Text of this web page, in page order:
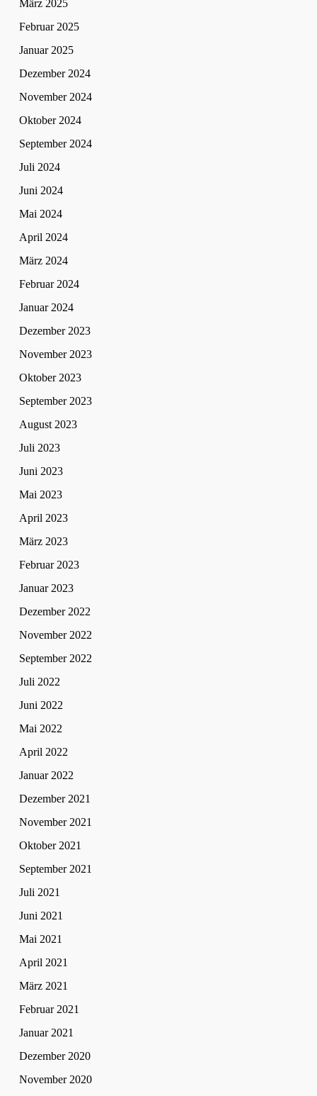
März 2025
Februar 2025
Januar 2025
Dezember 2024
November 2024
Oktober 2024
September 2024
Juli 2024
Juni 2024
Mai 2024
April 2024
März 2024
Februar 2024
Januar 2024
Dezember 2023
November 2023
Oktober 2023
September 2023
August 2023
Juli 2023
Juni 2023
Mai 2023
April 2023
März 2023
Februar 2023
Januar 2023
Dezember 2022
November 2022
September 2022
Juli 2022
Juni 2022
Mai 2022
April 2022
Januar 2022
Dezember 2021
November 2021
Oktober 2021
September 2021
Juli 2021
Juni 2021
Mai 2021
April 2021
März 2021
Februar 2021
Januar 2021
Dezember 2020
November 2020